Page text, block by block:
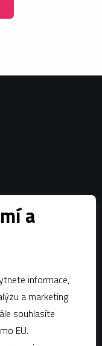
a
informace,
a marketing
EU.